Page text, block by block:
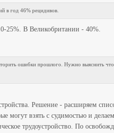
в год 46% рецидивов.
25%. В Великобритании - 40%.
ошибки прошлого. Нужно выяснить
Решение - расширяем
могут взять с судимостью и
трудоустройство. По